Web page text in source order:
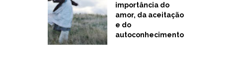
importância do
amor, da aceitação
e do
autoconhecimento